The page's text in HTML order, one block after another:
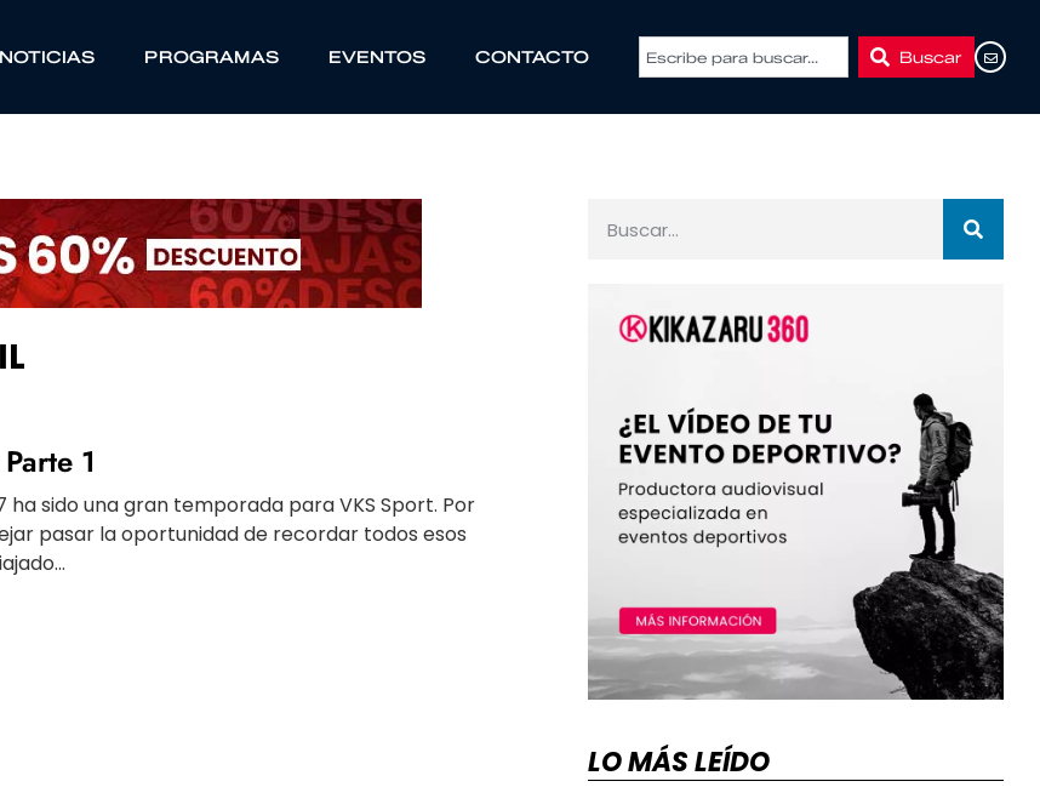
NOTICIAS PROGRAMAS EVENTOS CONTACTO Buscar
1
ha sido una gran temporada para VKS Sport. Por
pasar la oportunidad de recordar todos esos
LO MÁS LEÍDO